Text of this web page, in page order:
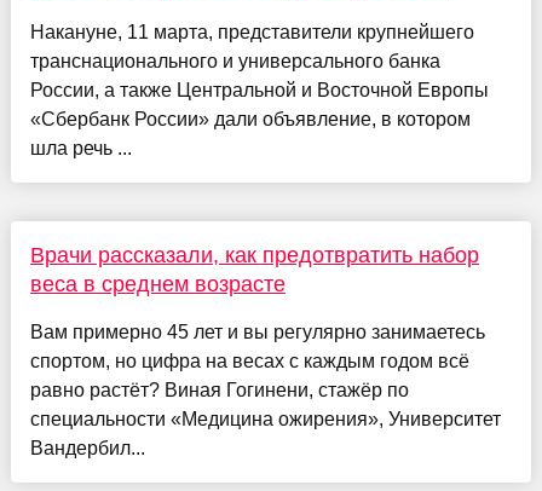
Накануне, 11 марта, представители крупнейшего
транснационального и универсального банка
России, а также Центральной и Восточной Европы
«Сбербанк России» дали объявление, в котором
шла речь ...
Врачи рассказали, как предотвратить набор
веса в среднем возрасте
Вам примерно 45 лет и вы регулярно занимаетесь
спортом, но цифра на весах с каждым годом всё
равно растёт? Виная Гогинени, стажёр по
специальности «Медицина ожирения», Университет
Вандербил...